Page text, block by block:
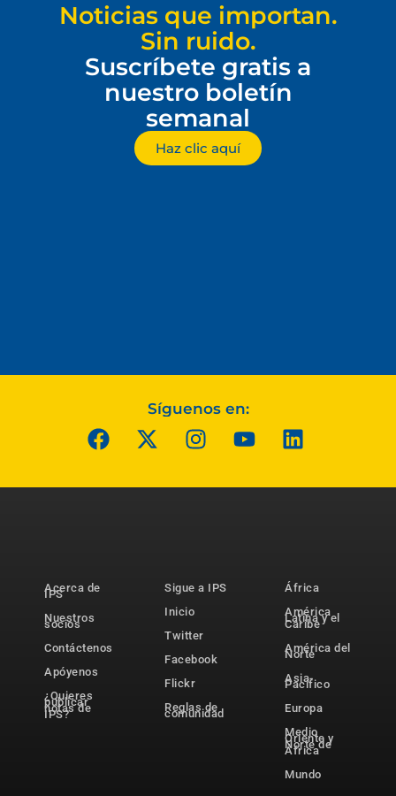
Noticias que importan.
Sin ruido.
Suscríbete gratis a
nuestro boletín
semanal
Haz clic aquí
Síguenos en:
Acerca de
IPS
Nuestros
socios
Contáctenos
Apóyenos
¿Quieres
publicar
notas de
IPS?
Sigue a IPS
Inicio
Twitter
Facebook
Flickr
Reglas de
comunidad
África
América
Latina y el
Caribe
América del
Norte
Asia-
Pacífico
Europa
Medio
Oriente y
Norte de
África
Mundo